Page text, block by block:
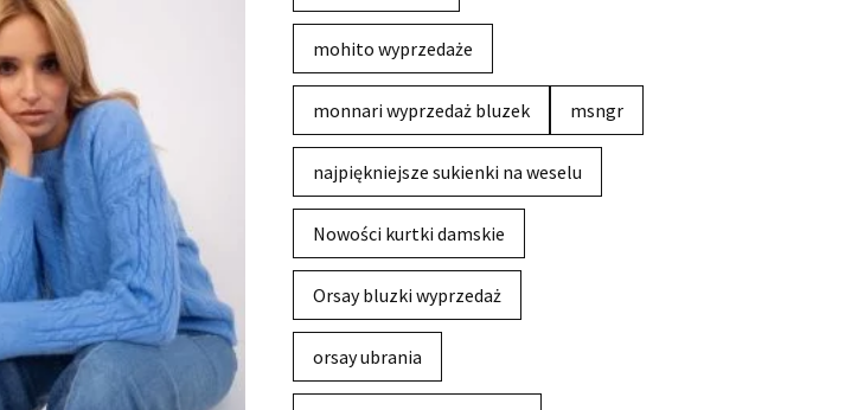
mohito wyprzedaże
monnari wyprzedaż bluzek msngr
najpiękniejsze sukienki na weselu
Nowości kurtki damskie
Orsay bluzki wyprzedaż
orsay ubrania